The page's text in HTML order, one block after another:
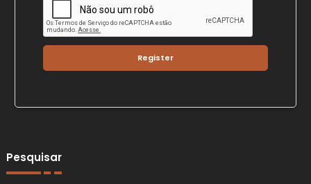
Register
Pesquisar